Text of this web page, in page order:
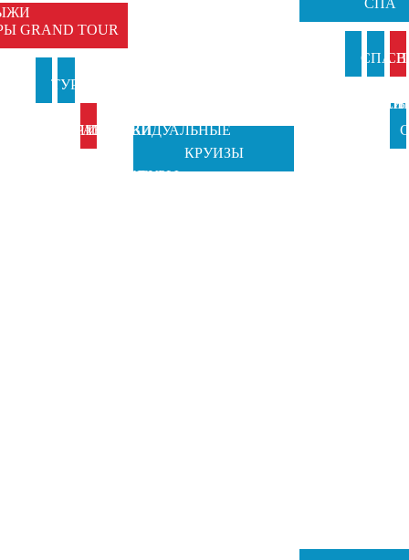
GRAND TOUR
ТУРЫ В
ИТАЛИЮ
ПРАЗДНИКИ
ОТ GRAND
ИНДИВИДУАЛЬНЫЕ
ТУРЫ
КРУИЗЫ
СПА
СПА В
ИТАЛИИ